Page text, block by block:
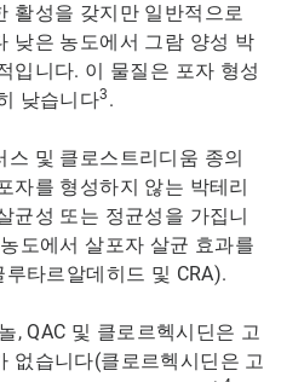
활성을 갖지만 일반적으로
낮은 농도에서 그람 양성 박
입니다. 이 물질은 포자 형성
낮습니다3 .
및 클로스트리디움 종의
자를 형성하지 않는 박테리
균성 또는 정균성을 가집니
도에서 살포자 살균 효과를
타르알데히드 및 ​​CRA).
, QAC 및 클로르헥시딘은 고
없습니다(클로르헥시딘은 고